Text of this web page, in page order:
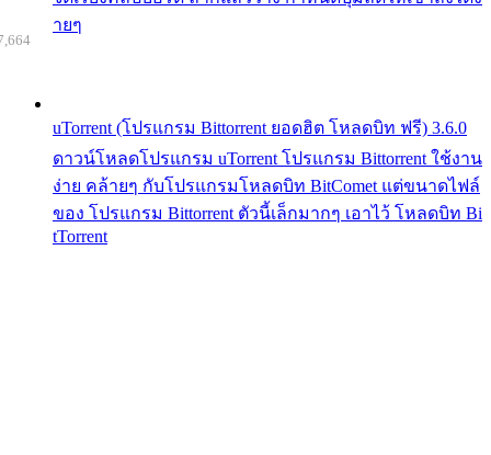
ายๆ
uTorrent (โปรแกรม Bittorrent ยอดฮิต โหลดบิท ฟรี) 3.6.0
ดาวน์โหลดโปรแกรม uTorrent โปรแกรม Bittorrent ใช้งาน
ง่าย คล้ายๆ กับโปรแกรมโหลดบิท BitComet แต่ขนาดไฟล์
ของ โปรแกรม Bittorrent ตัวนี้เล็กมากๆ เอาไว้ โหลดบิท Bi
tTorrent